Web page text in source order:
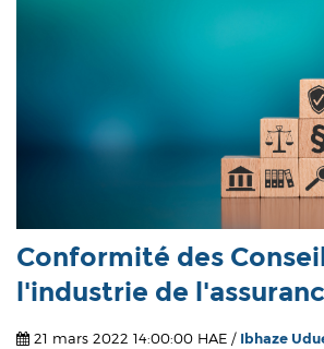
Conformité des
l'industrie de
21 mars 2022 14:00:00 HAE / Ibhaze